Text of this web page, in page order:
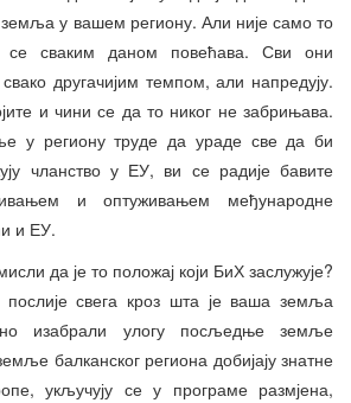
земља у вашем региону. Али није само то
се сваким даном повећава. Сви они
другачијим темпом, али напредују.
и чини се да то никог не забрињава.
у региону труде да ураде све да би
чланство у ЕУ, ви се радије бавите
и оптуживањем међународне
и ЕУ.
да је то положај који БиХ заслужује?
послије свега кроз шта је ваша земља
изабрали улогу посљедње земље
балканског региона добијају знатне
укључују се у програме размјена,